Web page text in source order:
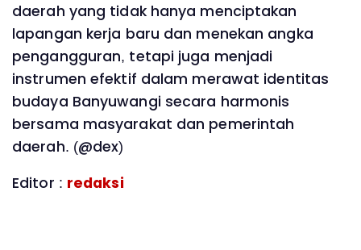
daerah yang tidak hanya menciptakan
lapangan kerja baru dan menekan angka
pengangguran, tetapi juga menjadi
instrumen efektif dalam merawat identitas
budaya Banyuwangi secara harmonis
bersama masyarakat dan pemerintah
daerah. (@dex)
Editor : redaksi